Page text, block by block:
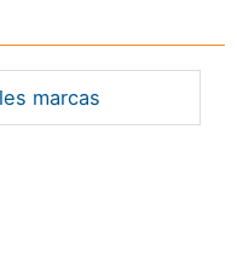
marcas